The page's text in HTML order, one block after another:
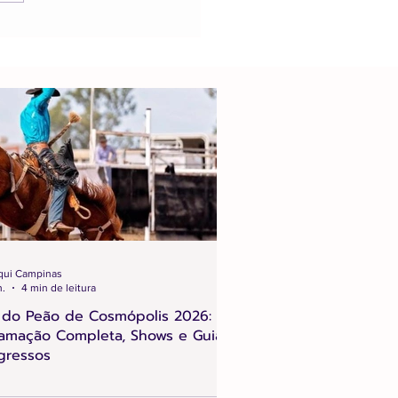
Peão de Cosmópolis 2026:
Completa, Shows e Guia
Campinas
4 min de leitura